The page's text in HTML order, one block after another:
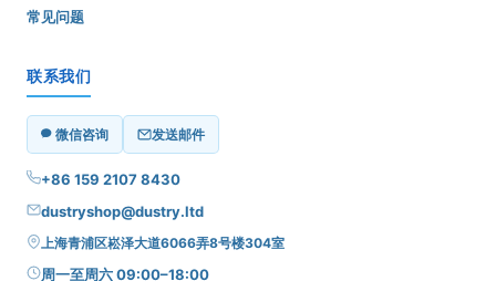
常见问题
联系我们
微信咨询 发送邮件
+86 159 2107 8430
dustryshop@dustry.ltd
上海青浦区崧泽大道6066弄8号楼304室
周一至周六 09:00–18:00